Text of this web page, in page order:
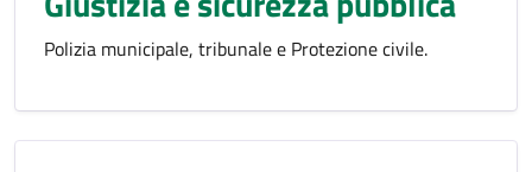
Polizia municipale, tribunale e Protezione civile.